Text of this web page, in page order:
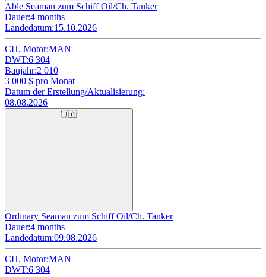
Able Seaman zum Schiff Oil/Ch. Tanker
Dauer:4 months
Landedatum:15.10.2026
CH. Motor:MAN
DWT:6 304
Baujahr:2 010
3 000 $ pro Monat
Datum der Erstellung/Aktualisierung:
08.08.2026
🇺🇦
Ordinary Seaman zum Schiff Oil/Ch. Tanker
Dauer:4 months
Landedatum:09.08.2026
CH. Motor:MAN
DWT:6 304